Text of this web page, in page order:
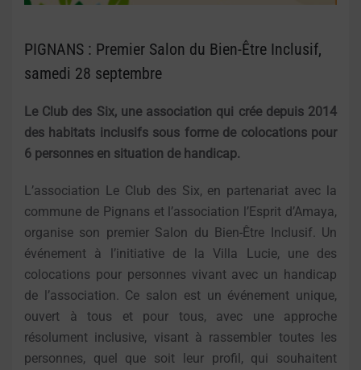
PIGNANS : Premier Salon du Bien-Être Inclusif,
samedi 28 septembre
Le Club des Six, une association qui crée depuis 2014
des habitats inclusifs sous forme de colocations pour
6 personnes en situation de handicap.
L’association Le Club des Six, en partenariat avec la
commune de Pignans et l’association l’Esprit d’Amaya,
organise son premier Salon du Bien-Être Inclusif. Un
événement à l’initiative de la Villa Lucie, une des
colocations pour personnes vivant avec un handicap
de l’association. Ce salon est un événement unique,
ouvert à tous et pour tous, avec une approche
résolument inclusive, visant à rassembler toutes les
personnes, quel que soit leur profil, qui souhaitent